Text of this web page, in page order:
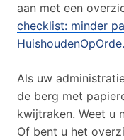
aan met een
checklist: minder
Als uw
de berg met
kwijtraken. Weet u
Of bent u het